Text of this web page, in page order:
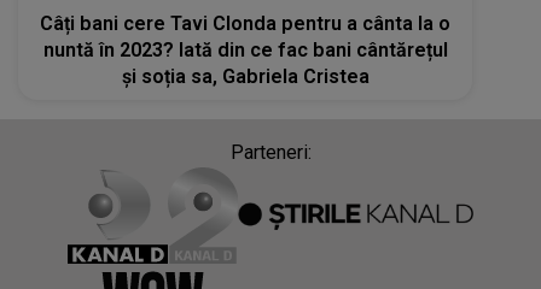
Câți bani cere Tavi Clonda pentru a cânta la o
nuntă în 2023? Iată din ce fac bani cântărețul
și soția sa, Gabriela Cristea
Parteneri: